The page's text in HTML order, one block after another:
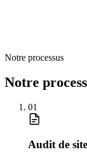
Notre processus
Notre
01
Audit de